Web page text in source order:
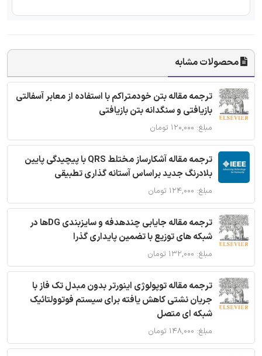
محصولات مشابه
ترجمه مقاله بتن خودمتراکم با استفاده از معابر آسفالتی
بازیافتی و سنگدانه بتن بازیافتی
مبلغ: ۱۲۰,۰۰۰ تومان
ترجمه مقاله آشکارساز مختلط QRS با پیچیدگی پایین
بلادرنگ جدید براساس آستانه گذاری تطبیقی
مبلغ: ۱۲۴,۰۰۰ تومان
ترجمه مقاله جایابی چندهدفه و سایزبندی DGها در
شبکه های توزیع با تضمین پایداری گذرا
مبلغ: ۱۳۲,۰۰۰ تومان
ترجمه مقاله توپولوژی اینورتر بدون مبدل تک فاز با
جریان نشتی کاهش یافته برای سیستم فوتوولتائیک
شبکه ای متصل
مبلغ: ۱۴۸,۰۰۰ تومان